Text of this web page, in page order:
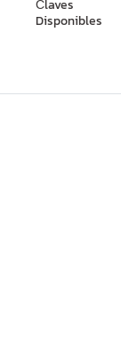
Сlaves
Disponibles